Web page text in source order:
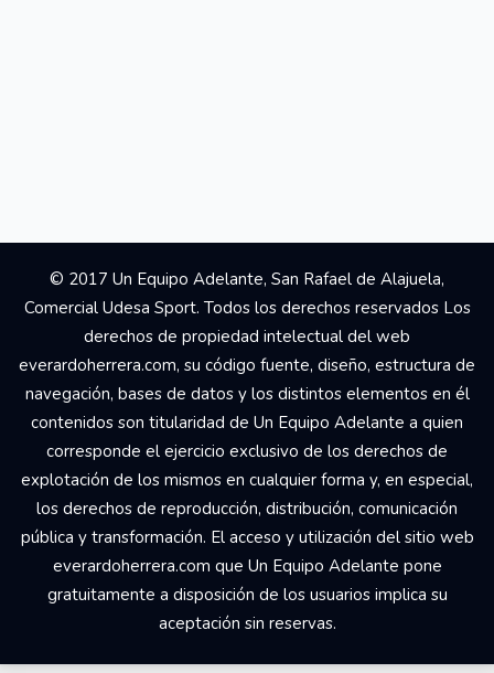
© 2017 Un Equipo Adelante, San Rafael de Alajuela,
Comercial Udesa Sport. Todos los derechos reservados Los
derechos de propiedad intelectual del web
everardoherrera.com, su código fuente, diseño, estructura de
navegación, bases de datos y los distintos elementos en él
contenidos son titularidad de Un Equipo Adelante a quien
corresponde el ejercicio exclusivo de los derechos de
explotación de los mismos en cualquier forma y, en especial,
los derechos de reproducción, distribución, comunicación
pública y transformación. El acceso y utilización del sitio web
everardoherrera.com que Un Equipo Adelante pone
gratuitamente a disposición de los usuarios implica su
aceptación sin reservas.